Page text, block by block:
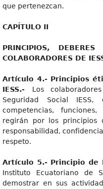
que pertenezcan.
CAPÍTULO II
PRINCIPIOS,
COLABORADORES DE
Artículo 4.- Principios
IESS.- Los
Seguridad Social
competencias,
regirán por los principios
responsabilidad,
respeto.
Artículo 5.- Principio de
Instituto Ecuatoriano de
demostrar en sus